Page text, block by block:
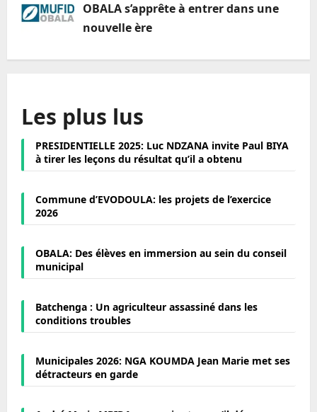
OBALA s’apprête à entrer dans une
nouvelle ère
Les plus lus
PRESIDENTIELLE 2025: Luc NDZANA invite Paul BIYA
à tirer les leçons du résultat qu’il a obtenu
Commune d’EVODOULA: les projets de l’exercice
2026
OBALA: Des élèves en immersion au sein du conseil
municipal
Batchenga : Un agriculteur assassiné dans les
conditions troubles
Municipales 2026: NGA KOUMDA Jean Marie met ses
détracteurs en garde